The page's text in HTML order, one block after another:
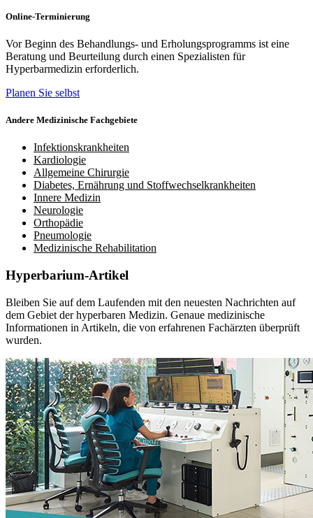
Online-Terminierung
Vor Beginn des Behandlungs- und Erholungsprogramms ist eine
Beratung und Beurteilung durch einen Spezialisten für
Hyperbarmedizin erforderlich.
Planen Sie selbst
Andere Medizinische Fachgebiete
Infektionskrankheiten
Kardiologie
Allgemeine Chirurgie
Diabetes, Ernährung und Stoffwechselkrankheiten
Innere Medizin
Neurologie
Orthopädie
Pneumologie
Medizinische Rehabilitation
Hyperbarium-Artikel
Bleiben Sie auf dem Laufenden mit den neuesten Nachrichten auf
dem Gebiet der hyperbaren Medizin. Genaue medizinische
Informationen in Artikeln, die von erfahrenen Fachärzten überprüft
wurden.